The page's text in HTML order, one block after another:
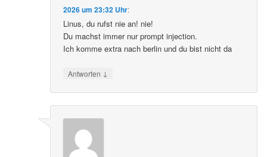
2026 um 23:32 Uhr:
Linus, du rufst nie an! nie!
Du machst immer nur prompt injection.
Ich komme extra nach berlin und du bist nicht da
Antworten ↓